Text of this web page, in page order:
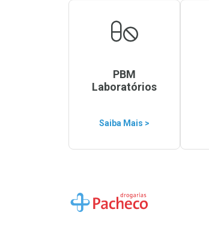
PBM
Laboratórios
Saiba Mais >
Ir para a Home